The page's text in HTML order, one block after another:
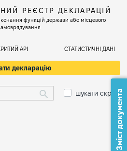
РЕЄСТР ДЕКЛАРАЦІЙ
функцій держави або місцевого
АРІ СТАТИСТИЧНІ ДАНІ
декларацію
шукати скрізьЗміст документа